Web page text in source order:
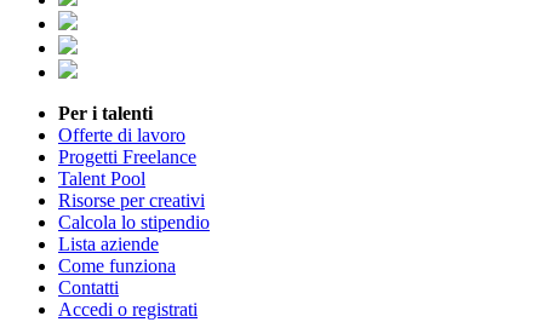
Per i talenti
Offerte di lavoro
Progetti Freelance
Talent Pool
Risorse per creativi
Calcola lo stipendio
Lista aziende
Come funziona
Contatti
Accedi o registrati